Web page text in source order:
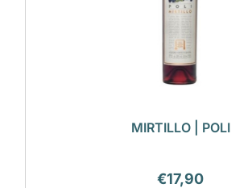
MIRTILLO | POLI
€17,90